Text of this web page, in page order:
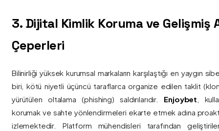
3. Dijital Kimlik Koruma ve Gelişmiş
Çeperleri
Bilinirliği yüksek kurumsal markaların karşılaştığı en yaygın
biri, kötü niyetli üçüncü taraflarca organize edilen taklit
yürütülen oltalama (phishing) saldırılarıdır. Enjoybet ,
korumak ve sahte yönlendirmeleri ekarte etmek adına
izlemektedir. Platform mühendisleri tarafından